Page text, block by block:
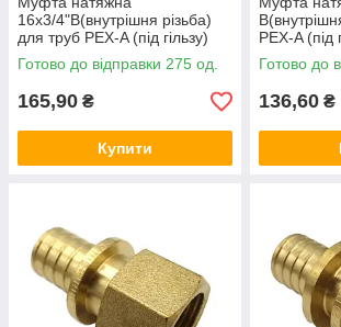
16x3/4"В(внутрішня різьба)
для труб PEX-A (під гільзу)
латунна V&G (VALOGIN)
Готово до відправки 275 од.
165,90 ₴
Купити
PEX-A (під
V&G
Готово до
136,60 ₴